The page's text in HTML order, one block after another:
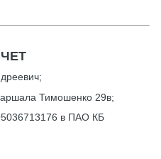
Тимошенко 29в;
в ПАО КБ